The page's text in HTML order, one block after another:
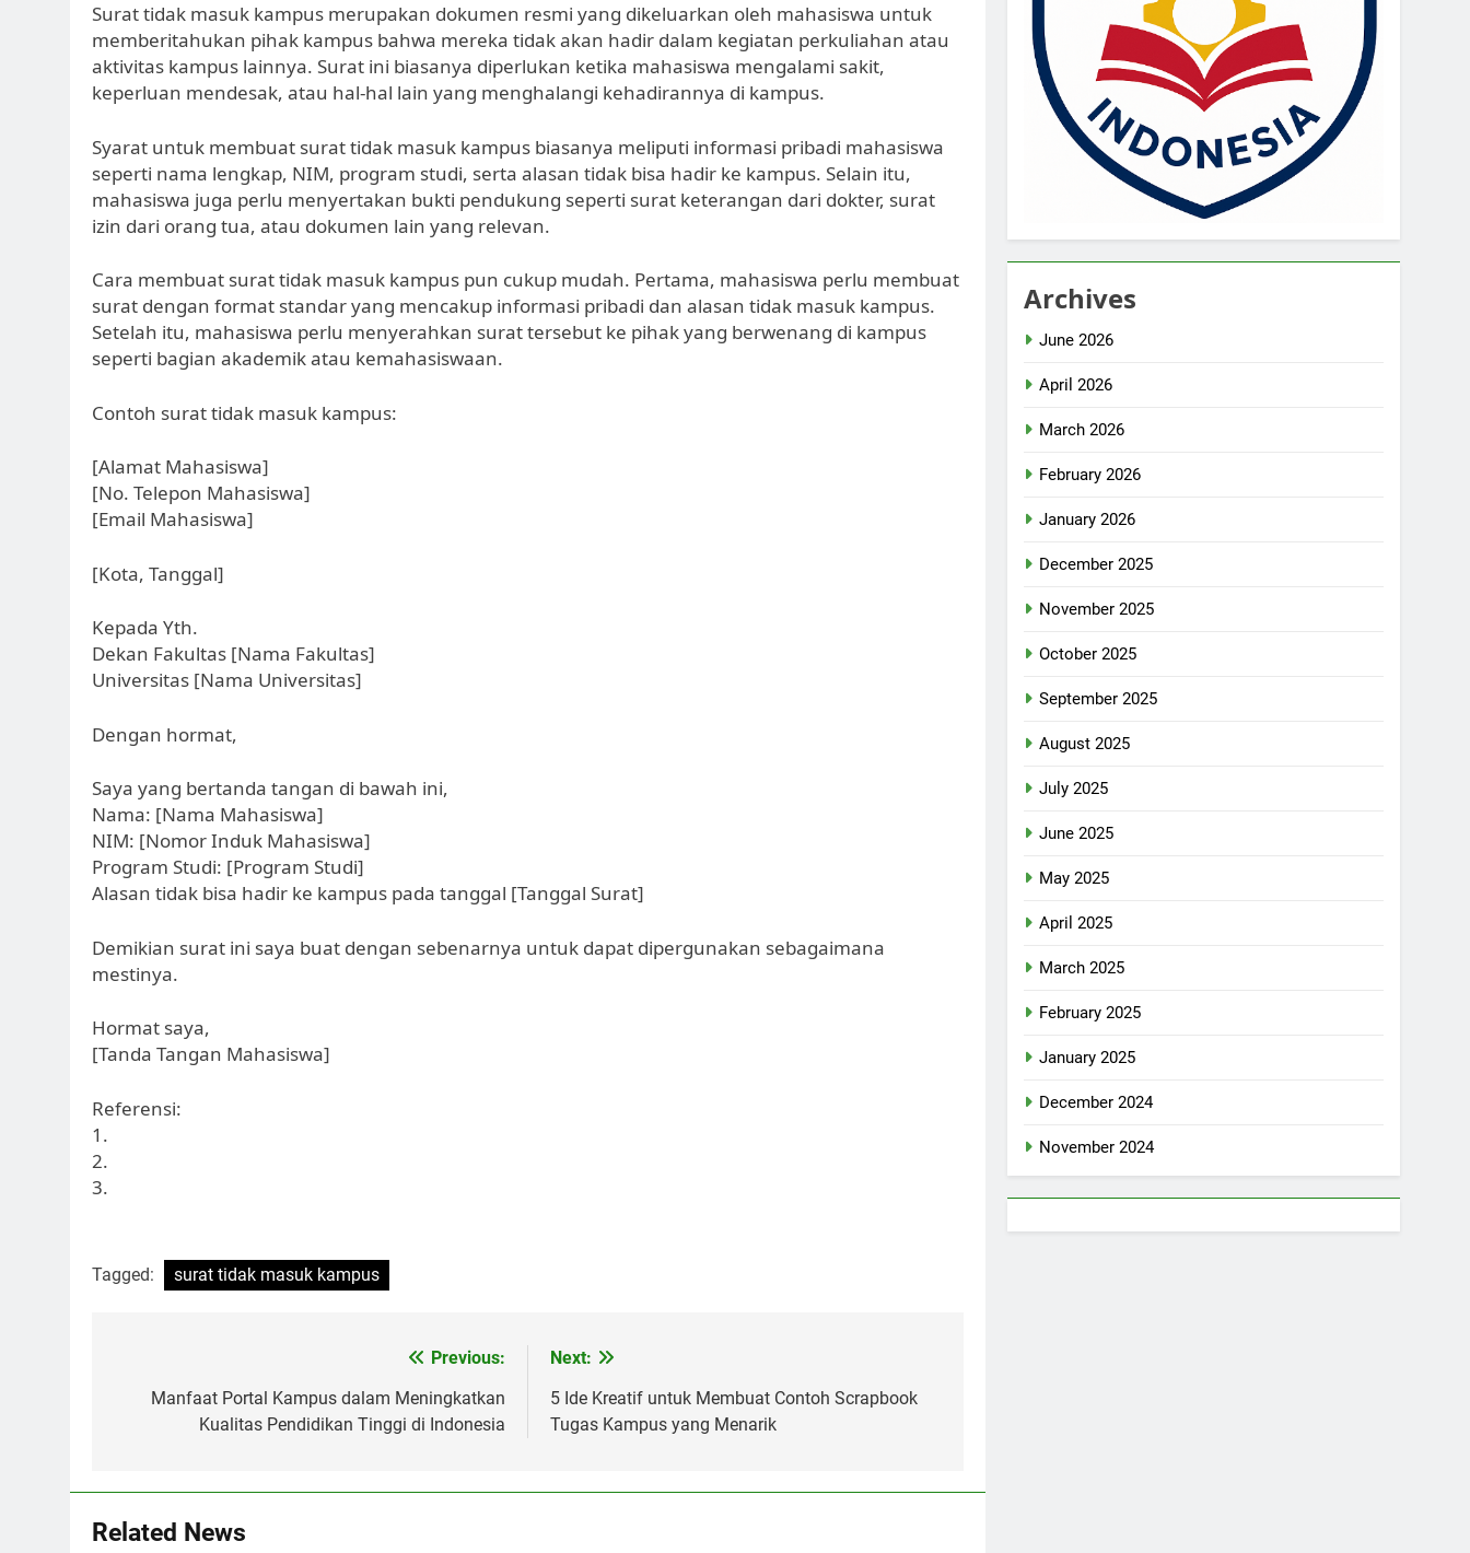
Surat tidak masuk kampus merupakan dokumen resmi yang dikeluarkan oleh mahasiswa untuk
memberitahukan pihak kampus bahwa mereka tidak akan hadir dalam kegiatan perkuliahan atau
aktivitas kampus lainnya. Surat ini biasanya diperlukan ketika mahasiswa mengalami sakit,
keperluan mendesak, atau hal-hal lain yang menghalangi kehadirannya di kampus.
Syarat untuk membuat surat tidak masuk kampus biasanya meliputi informasi pribadi mahasiswa
seperti nama lengkap, NIM, program studi, serta alasan tidak bisa hadir ke kampus. Selain itu,
mahasiswa juga perlu menyertakan bukti pendukung seperti surat keterangan dari dokter, surat
izin dari orang tua, atau dokumen lain yang relevan.
Cara membuat surat tidak masuk kampus pun cukup mudah. Pertama, mahasiswa perlu membuat
surat dengan format standar yang mencakup informasi pribadi dan alasan tidak masuk kampus.
Setelah itu, mahasiswa perlu menyerahkan surat tersebut ke pihak yang berwenang di kampus
seperti bagian akademik atau kemahasiswaan.
Contoh surat tidak masuk kampus:
[Alamat Mahasiswa]
[No. Telepon Mahasiswa]
[Email Mahasiswa]
[Kota, Tanggal]
Kepada Yth.
Dekan Fakultas [Nama Fakultas]
Universitas [Nama Universitas]
Dengan hormat,
Saya yang bertanda tangan di bawah ini,
Nama: [Nama Mahasiswa]
NIM: [Nomor Induk Mahasiswa]
Program Studi: [Program Studi]
Alasan tidak bisa hadir ke kampus pada tanggal [Tanggal Surat]
Demikian surat ini saya buat dengan sebenarnya untuk dapat dipergunakan sebagaimana
mestinya.
Hormat saya,
[Tanda Tangan Mahasiswa]
Referensi:
1.
2.
3.
Tagged: surat tidak masuk kampus
navigation
Previous:
Manfaat Portal Kampus dalam Meningkatkan
Kualitas Pendidikan Tinggi di Indonesia
Next:
5 Ide Kreatif untuk Membuat Contoh Scrapbook
Tugas Kampus yang Menarik
Related News
Archives
June 2026
April 2026
March 2026
February 2026
January 2026
December 2025
November 2025
October 2025
September 2025
August 2025
July 2025
June 2025
May 2025
April 2025
March 2025
February 2025
January 2025
December 2024
November 2024